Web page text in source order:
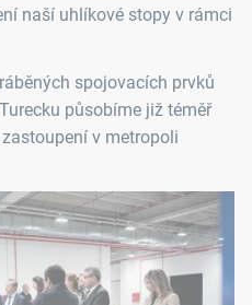
naší uhlíkové stopy v rámci
spojovacích prvků
působíme již téměř
v metropoli